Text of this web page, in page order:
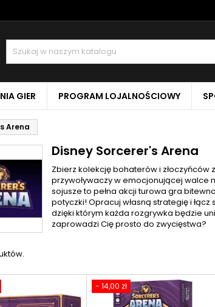
GIER PROGRAM LOJALNOŚCIOWY
Arena
Disney Sorcerer's Arena
Zbierz kolekcję bohaterów i złoczyńców
przywoływaczy w emocjonującej walce
sojusze to pełna akcji turowa gra
potyczki! Opracuj własną strategię i
dzięki którym każda rozgrywka będzie
zaprowadzi Cię prosto do zwycięstwa?
- 14,00 zł
listy życzeń
Utwórz nową listę
listę życzeń
się
być zalogowany by zapisać produkty na swojej